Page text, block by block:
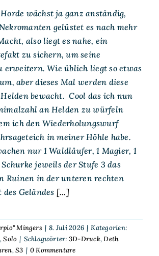
wächst ja ganz anständig,
gelüstet es nach mehr
also liegt es nahe, ein
zu sichern, um seine
erweitern. Wie üblich liegt so etwas
aber dieses Mal werden diese
bewacht. Cool das ich nun
an Helden zu würfeln
ich den Wiederholungswurf
in meiner Höhle habe.
nur 1 Waldläufer, 1 Magier, 1
jeweils der Stufe 3 das
Ruinen in der unteren rechten
des Geländes [...]
Mingers | 8. Juli 2026 | Kategorien:
,Solo | Schlagwörter: 3D-Druck,Deth
,S3 | 0 Kommentare